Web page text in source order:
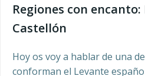
Regiones con
Castellón
Hoy os voy a hablar de una
conforman el Levante